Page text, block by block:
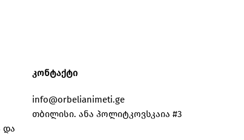
და
კონტაქტი
info@orbelianimeti.ge
თბილისი. ანა პოლიტკოვსკაია #3